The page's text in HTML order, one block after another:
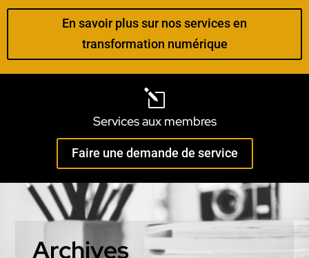
En savoir plus sur nos services en
transformation numérique
l
Services aux membres
Faire une demande de service
Archives